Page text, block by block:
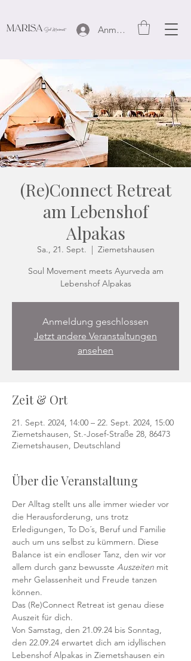
Anmelden
(Re)Connect Retreat
am Lebenshof
Alpakas
Sa., 21. Sept.
  |
Ziemetshausen
Soul Movement meets Ayurveda am
Lebenshof Alpakas
Anmeldung geschlossen
Jetzt andere Veranstaltungen
ansehen
Zeit & Ort
21. Sept. 2024, 14:00 – 22. Sept. 2024, 15:00
Ziemetshausen, St.-Josef-Straße 28, 86473
Ziemetshausen, Deutschland
Über die Veranstaltung
Der Alltag stellt uns alle immer wieder vor
die Herausforderung, uns trotz
Erledigungen, To Do´s, Beruf und Familie
auch um uns selbst zu kümmern. Diese
Balance ist ein endloser Tanz, den wir vor
allem durch ganz bewusste Auszeiten mit
mehr Gelassenheit und Freude tanzen
können.
Das (Re)Connect Retreat ist genau diese
Auszeit für dich.
Von Samstag, den 21.09.24 bis Sonntag,
den 22.09.24 erwartet dich am idyllischen
Lebenshof Alpakas in Ziemetshausen ein